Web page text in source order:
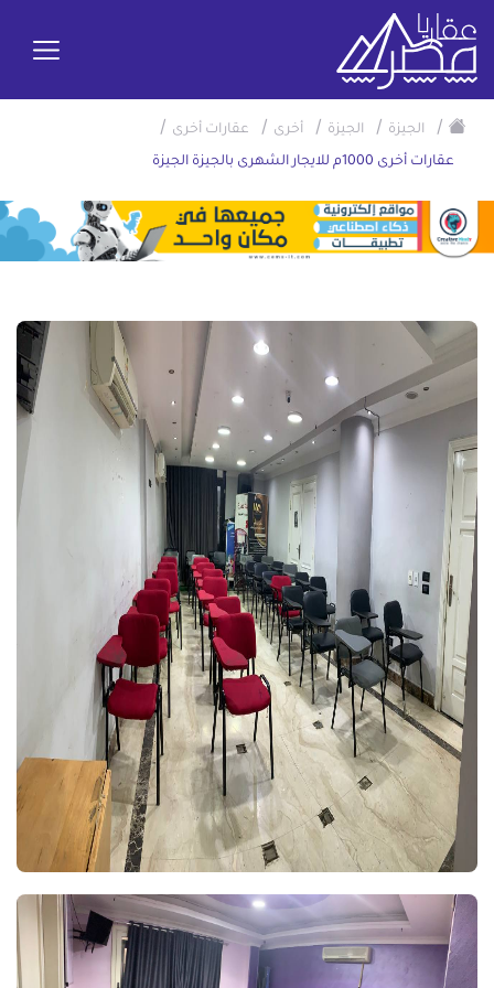
/ الجيزة / الجيزة / أخرى / عقارات أخرى /
عقارات أخرى 1000م للايجار الشهرى بالجيزة الجيزة